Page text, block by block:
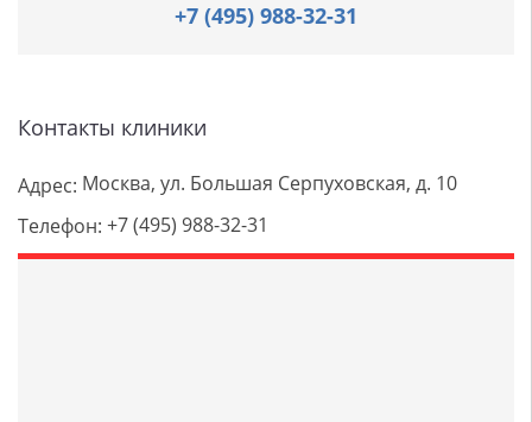
+7 (495) 988-32-31
Контакты клиники
Адрес: Москва, ул. Большая Серпуховская, д. 10
Телефон: +7 (495) 988-32-31